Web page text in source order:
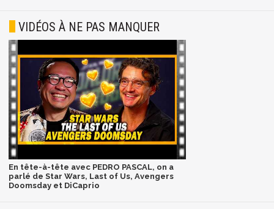
VIDÉOS À NE PAS MANQUER
En tête-à-tête avec PEDRO PASCAL, on a
parlé de Star Wars, Last of Us, Avengers
Doomsday et DiCaprio